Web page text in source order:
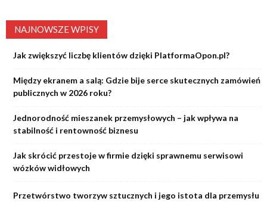
NAJNOWSZE WPISY
Jak zwiększyć liczbę klientów dzięki PlatformaOpon.pl?
Między ekranem a salą: Gdzie bije serce skutecznych zamówień
publicznych w 2026 roku?
Jednorodność mieszanek przemysłowych – jak wpływa na
stabilność i rentowność biznesu
Jak skrócić przestoje w firmie dzięki sprawnemu serwisowi
wózków widłowych
Przetwórstwo tworzyw sztucznych i jego istota dla przemysłu